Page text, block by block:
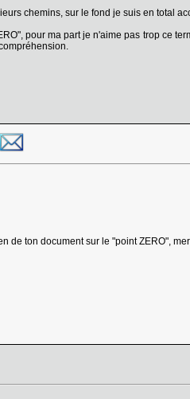
chemins, sur le fond je suis en total
pour ma part je n'aime pas trop ce
de ton document sur le "point ZERO",